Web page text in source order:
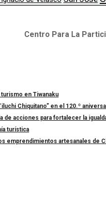
Centro Para La
en Tiwanaku
Chiquitano” en el 120.º
de acciones para fortalecer la
turística
emprendimientos artesanales de